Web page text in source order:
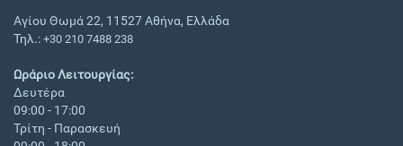
Αγίου Θωμά 22, 11527 Αθήνα, Ελλάδα
Τηλ.: +30 210 7488 238
Ωράριο Λειτουργίας:
Δευτέρα
09:00 - 17:00
Τρίτη - Παρασκευή